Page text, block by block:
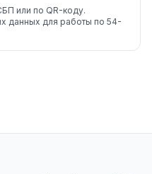
или по QR-коду.
данных для работы по 54-